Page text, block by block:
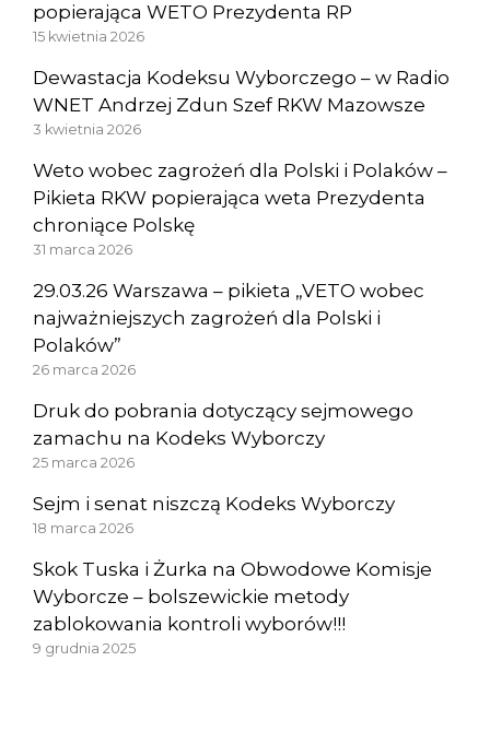
popierająca WETO Prezydenta RP
15 kwietnia 2026
Dewastacja Kodeksu Wyborczego – w Radio
WNET Andrzej Zdun Szef RKW Mazowsze
3 kwietnia 2026
Weto wobec zagrożeń dla Polski i Polaków –
Pikieta RKW popierająca weta Prezydenta
chroniące Polskę
31 marca 2026
29.03.26 Warszawa – pikieta „VETO wobec
najważniejszych zagrożeń dla Polski i
Polaków”
26 marca 2026
Druk do pobrania dotyczący sejmowego
zamachu na Kodeks Wyborczy
25 marca 2026
Sejm i senat niszczą Kodeks Wyborczy
18 marca 2026
Skok Tuska i Żurka na Obwodowe Komisje
Wyborcze – bolszewickie metody
zablokowania kontroli wyborów!!!
9 grudnia 2025